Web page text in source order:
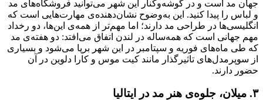
جهان مد است و در گوشه‌وکنار این شهر می‌توانید فروشگاه‌های مد
و لباس را پیدا کنید. این به‌وضوح نشان‌دهنده‌ی مهارت‌هایی است که
انگلیسی‌ها در طراحی مد دارند؛ اما مهم‌تر از همه‌ی این‌ها، دو رخداد
مهم جهانی است که همه‌ساله در لندن اتفاق می‌افتد: دو هفته‌ی مد
که طی ماه‌های فوریه و سپتامبر در این شهر برپا می‌شود و بسیاری
از سوپرمدل‌های تاثیرگذار مانند کیت موس و کارا دلوین در آن
حضور دارند.
۳. میلان، جلوه‌ی هنر مد در ایتالیا